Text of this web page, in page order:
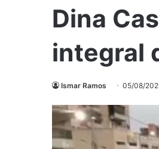
Dina
integral
Ismar Ramos 05/08/